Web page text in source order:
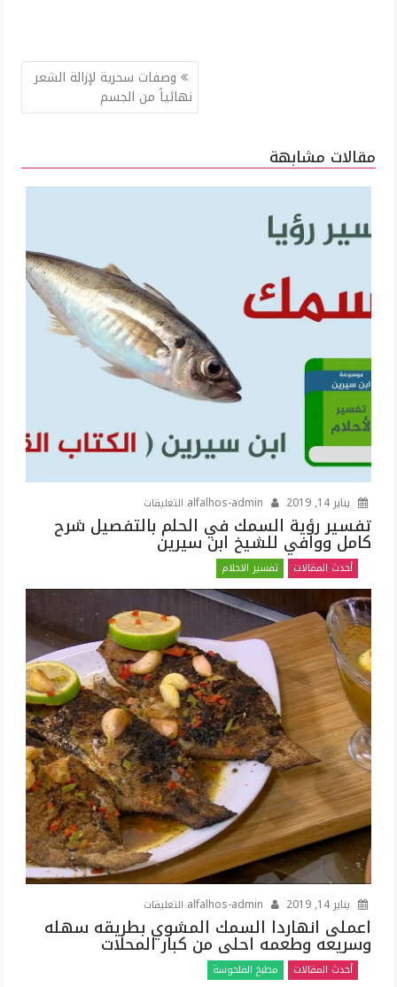
وصفات سحرية لإزالة الشعر
نهائياً من الجسم
مقالات مشابهة
يناير 14, 2019 التعليقات
تفسير
بالتفصيل
شرح
كامل
ووافي
للشيخ
ابن
سيرين
مغلقة
تفسير رؤية السمك في الحلم بالتفصيل شرح
كامل ووافي للشيخ ابن سيرين
أحدث المقالات تفسير الاحلام
يناير 14, 2019 التعليقات
اعملى
انهاردا
اعملى انهاردا السمك المشوي بطريقه سهله
وسريعه وطعمه احلى من كبار المحلات
أحدث المقالات مطبخ الفلحوسة